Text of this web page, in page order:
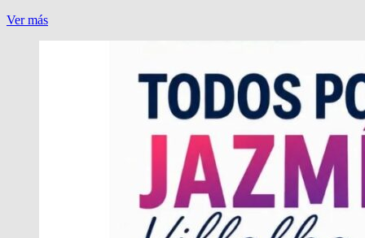
Ver más«FINANCIAMIENTO